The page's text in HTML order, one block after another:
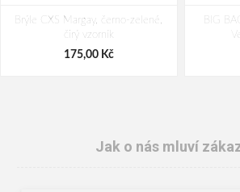
Brýle CXS Margay, černo-zelené,
čirý vzorník
175,00 Kč
BIG
Jak o nás mluví